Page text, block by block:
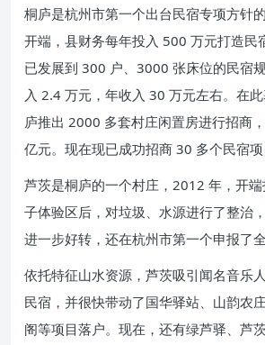
桐庐是杭州市第一个出台民宿专项方针
开端，县财务每年投入 500 万元打造民
已发展到 300 户、3000 张床位的民宿
入 2.4 万元，年收入 30 万元左右。在
庐推出 2000 多套村庄闲置房进行招商
亿元。现在现已成功招商 30 多个民宿项
芦茨是桐庐的一个村庄，2012 年，开
子体验区后，对垃圾、水源进行了整治
进一步好转，还在杭州市第一个申报了全
依托特征山水资源，芦茨吸引闻名音乐
民宿，并很快带动了国华驿站、山韵农
阁等项目落户。现在，还有绿芦驿、芦